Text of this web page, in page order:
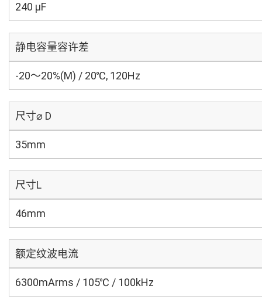
240 µF
静电容量容许差
-20～20%(M) / 20℃, 120Hz
尺寸⌀ D
35mm
尺寸L
46mm
额定纹波电流
6300mArms / 105℃ / 100kHz